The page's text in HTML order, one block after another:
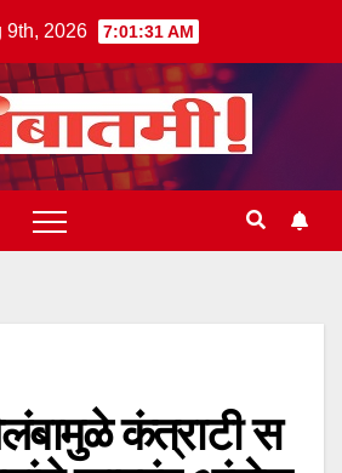
9th, 2026 7:01:31 AM
कंत्राटी स